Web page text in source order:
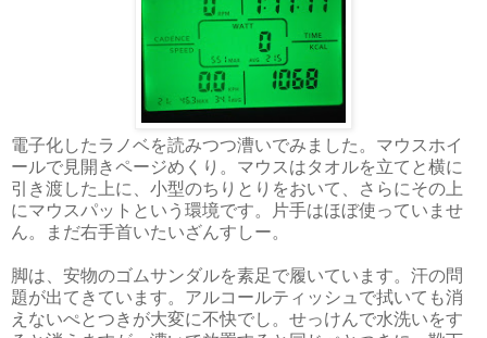
電子化したラノベを読みつつ漕いでみました。マウスホイ
ールで見開きページめくり。マウスはタオルを立てと横に
引き渡した上に、小型のちりとりをおいて、さらにその上
にマウスパットという環境です。片手はほぼ使っていませ
ん。まだ右手首いたいざんすしー。
脚は、安物のゴムサンダルを素足で履いています。汗の問
題が出てきています。アルコールティッシュで拭いても消
えないぺとつきが大変に不快でし。せっけんで水洗いをす